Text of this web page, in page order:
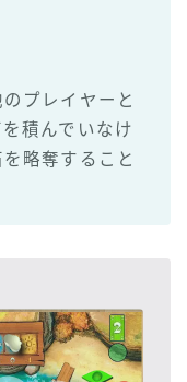
プレイヤーと
積んでいなけ
略奪すること